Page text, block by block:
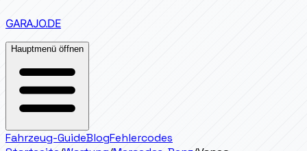
GARAJO.DE
Hauptmenü öffnen
Fahrzeug-GuideBlogFehlercodes